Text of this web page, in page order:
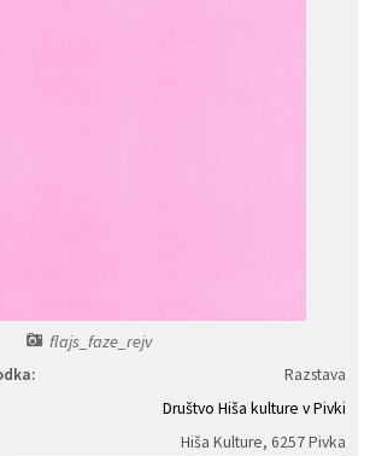
flajs_faze_rejv
Razstava
Društvo Hiša kulture v Pivki
Hiša Kulture, 6257 Pivka